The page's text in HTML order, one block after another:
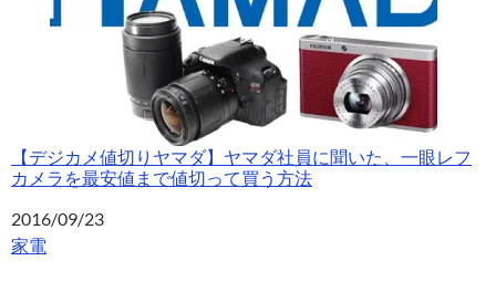
【デジカメ値切りヤマダ】ヤマダ社員に聞いた、一眼レフ
カメラを最安値まで値切って買う方法
日付
2016/09/23
関連理由
家電